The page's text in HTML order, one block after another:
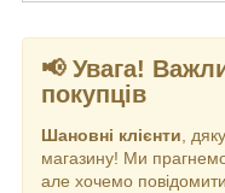
📢 Увага!
покупців
Шановні клієнти,
магазину! Ми
але хочемо